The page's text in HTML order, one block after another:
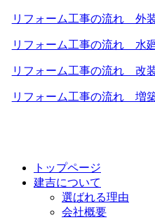
リフォーム⼯事の流れ 外
リフォーム⼯事の流れ 水
リフォーム⼯事の流れ 改
リフォーム⼯事の流れ 増
トップページ
建吉について
選ばれる理由
会社概要